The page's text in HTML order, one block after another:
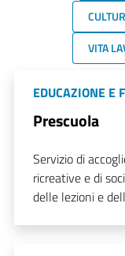
VITA
EDUCAZIONE E
Prescuola
Servizio di
ricreative e di
delle lezioni e